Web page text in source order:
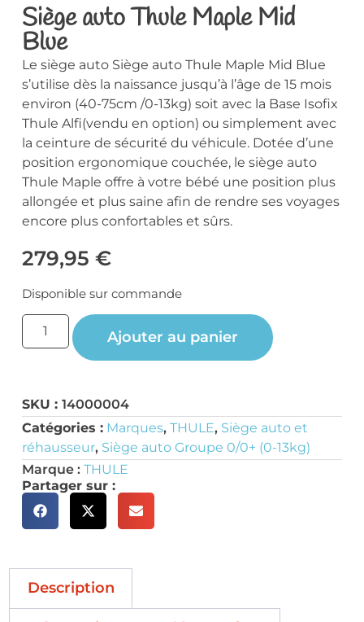
Siège auto Thule Maple Mid
Blue
Le siège auto Siège auto Thule Maple Mid Blue
s’utilise dès la naissance jusqu’à l’âge de 15 mois
environ (40-75cm /0-13kg) soit avec la Base Isofix
Thule Alfi(vendu en option) ou simplement avec
la ceinture de sécurité du véhicule. Dotée d’une
position ergonomique couchée, le siège auto
Thule Maple offre à votre bébé une position plus
allongée et plus saine afin de rendre ses voyages
encore plus confortables et sûrs.
279,95 €
Disponible sur commande
Ajouter au panier
SKU : 14000004
Catégories : Marques, THULE, Siège auto et
réhausseur, Siège auto Groupe 0/0+ (0-13kg)
Marque : THULE
Partager sur :
Description